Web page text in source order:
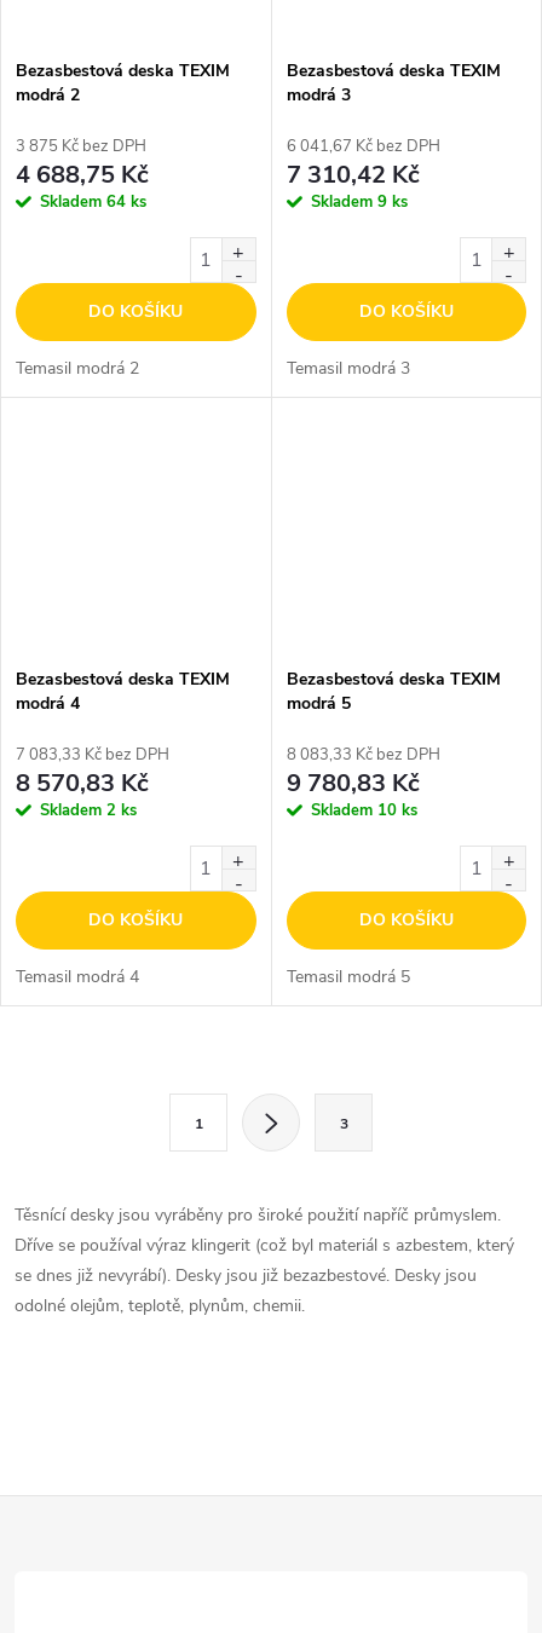
Bezasbestová deska TEXIM
modrá 2
3 875 Kč bez DPH
4 688,75 Kč
Skladem 64 ks
DO KOŠÍKU
Temasil modrá 2
Bezasbestová deska TEXIM
modrá 3
6 041,67 Kč bez DPH
7 310,42 Kč
Skladem 9 ks
DO KOŠÍKU
Temasil modrá 3
Bezasbestová deska TEXIM
modrá 4
7 083,33 Kč bez DPH
8 570,83 Kč
Skladem 2 ks
DO KOŠÍKU
Temasil modrá 4
Bezasbestová deska TEXIM
modrá 5
8 083,33 Kč bez DPH
9 780,83 Kč
Skladem 10 ks
DO KOŠÍKU
Temasil modrá 5
á
d
a
á
n
k
o
1 3
Těsnící desky jsou vyráběny pro široké použití napříč průmyslem.
Dříve se používal výraz klingerit (což byl materiál s azbestem, který
se dnes již nevyrábí). Desky jsou již bezazbestové. Desky jsou
odolné olejům, teplotě, plynům, chemii.